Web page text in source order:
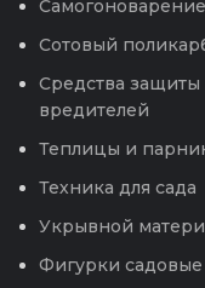
Самогоноварение
Сотовый
Средства защиты
вредителей
Теплицы и
Техника для сада
Укрывной
Фигурки садовые